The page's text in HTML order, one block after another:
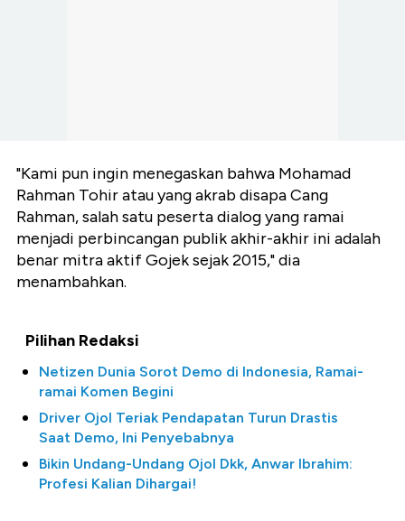
"Kami pun ingin menegaskan bahwa Mohamad
Rahman Tohir atau yang akrab disapa Cang
Rahman, salah satu peserta dialog yang ramai
menjadi perbincangan publik akhir-akhir ini adalah
benar mitra aktif Gojek sejak 2015," dia
menambahkan.
Pilihan Redaksi
Netizen Dunia Sorot Demo di Indonesia, Ramai-
ramai Komen Begini
Driver Ojol Teriak Pendapatan Turun Drastis
Saat Demo, Ini Penyebabnya
Bikin Undang-Undang Ojol Dkk, Anwar Ibrahim:
Profesi Kalian Dihargai!